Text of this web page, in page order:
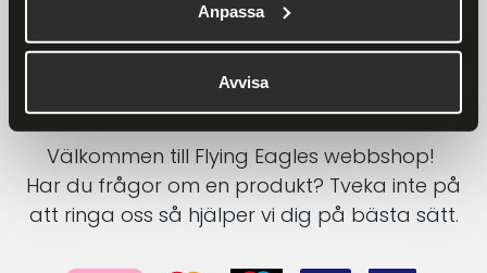
Anpassa
Avvisa
Välkommen till Flying Eagles webbshop!
Har du frågor om en produkt? Tveka inte på
att ringa oss så hjälper vi dig på bästa sätt.